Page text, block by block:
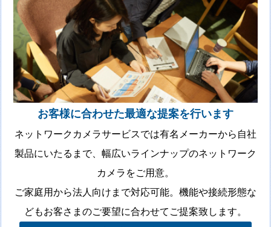
お客様に合わせた最適な提案を行います
ネットワークカメラサービスでは有名メーカーから自社
製品にいたるまで、幅広いラインナップのネットワーク
カメラをご用意。
ご家庭用から法人向けまで対応可能。機能や接続形態な
どもお客さまのご要望に合わせてご提案致します。